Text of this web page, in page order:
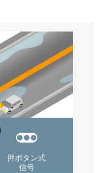
押ボタン式
信号